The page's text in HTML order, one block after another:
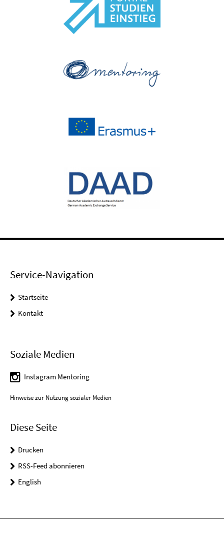
Service-Navigation
Startseite
Kontakt
Soziale Medien
Instagram Mentoring
Hinweise zur Nutzung sozialer Medien
Diese Seite
Drucken
RSS-Feed abonnieren
English